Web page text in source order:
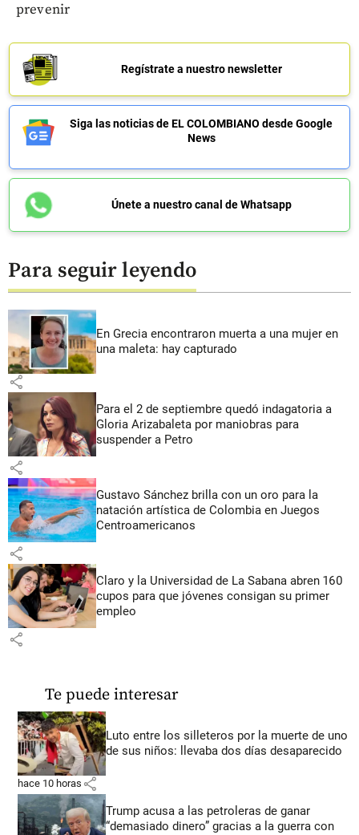
prevenir
Regístrate a nuestro newsletter
Siga las noticias de EL COLOMBIANO desde Google
News
Únete a nuestro canal de Whatsapp
Para seguir leyendo
En Grecia encontraron muerta a una mujer en
una maleta: hay capturado
share
Para el 2 de septiembre quedó indagatoria a
Gloria Arizabaleta por maniobras para
suspender a Petro
share
Gustavo Sánchez brilla con un oro para la
natación artística de Colombia en Juegos
Centroamericanos
share
Claro y la Universidad de La Sabana abren 160
cupos para que jóvenes consigan su primer
empleo
share
Te puede interesar
Luto entre los silleteros por la muerte de uno
de sus niños: llevaba dos días desaparecido
hace 10 horas share
Trump acusa a las petroleras de ganar
“demasiado dinero” gracias a la guerra con